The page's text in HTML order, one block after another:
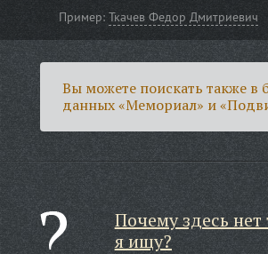
Пример:Ткачев Федор Дмитриевич
Вы можете поискать также в
данных «Мемориал» и
Почему здесь нет
я ищу?